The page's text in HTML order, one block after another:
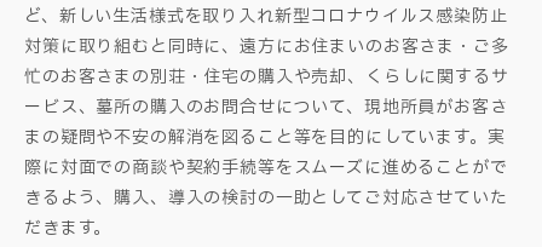
ど、新しい生活様式を取り入れ新型コロナウイルス感染防止
対策に取り組むと同時に、遠方にお住まいのお客さま・ご多
忙のお客さまの別荘・住宅の購入や売却、くらしに関するサ
ービス、墓所の購入のお問合せについて、現地所員がお客さ
まの疑問や不安の解消を図ること等を目的にしています。実
際に対面での商談や契約手続等をスムーズに進めることがで
きるよう、購入、導入の検討の一助としてご対応させていた
だきます。